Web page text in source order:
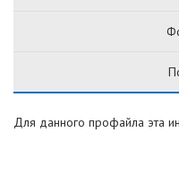
Для данного профайла эта